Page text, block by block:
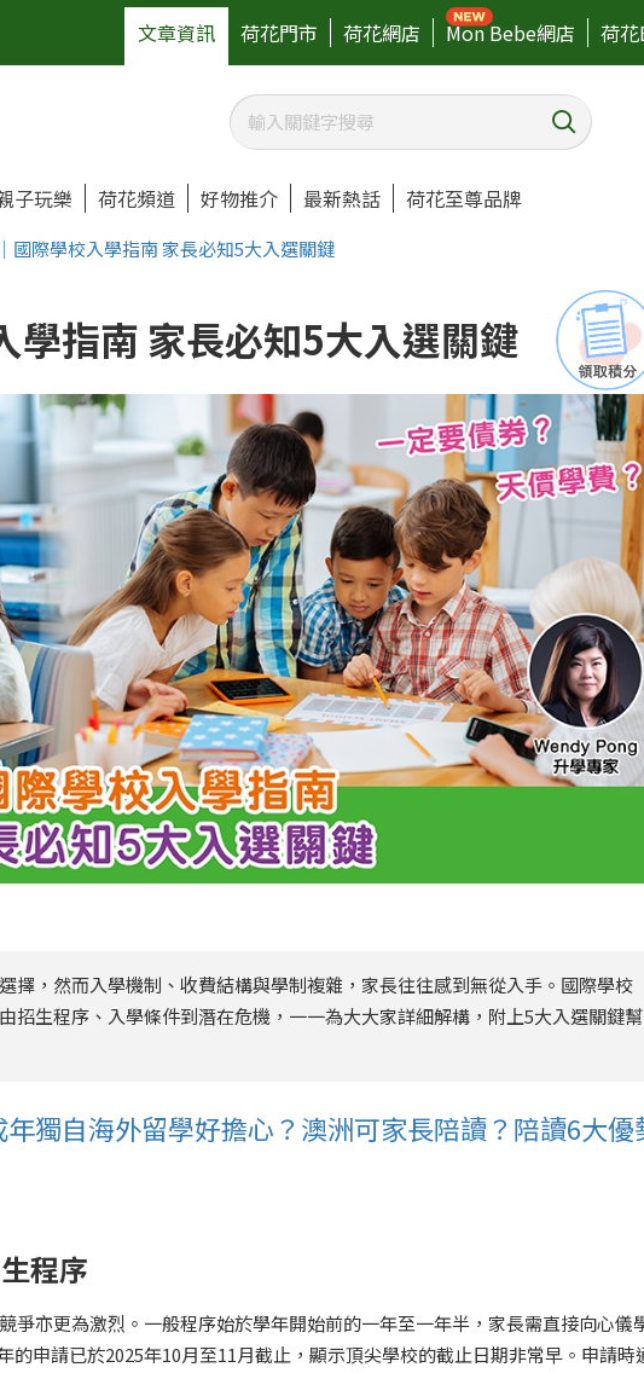
文章資訊 荷花門市 荷花網店 Mon Bebe網店 荷
子玩樂 荷花頻道 好物推介 最新熱話 荷花至尊品牌
國際學校入學指南 家長必知5大入選關鍵
學指南 家長必知5大入選關鍵
擇，然而入學機制、收費結構與學制複雜，家長往往感到無從入手。國際學校
招生程序、入學條件到潛在危機，一一為大大家詳細解構，附上5大入選關鍵幫
獨自海外留學好擔心？澳洲可家長陪讀？陪讀6大優
程序
爭亦更為激烈。一般程序始於學年開始前的一年至一年半，家長需直接向心儀
的申請已於2025年10月至11月截止，顯示頂尖學校的截止日期非常早。申請時